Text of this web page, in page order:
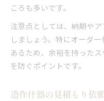
ころも多いです。
注意点としては、納期や
しましょう。特にオーダ
あるため、余裕を持った
を防ぐポイントです。
造作什器の見積もり依